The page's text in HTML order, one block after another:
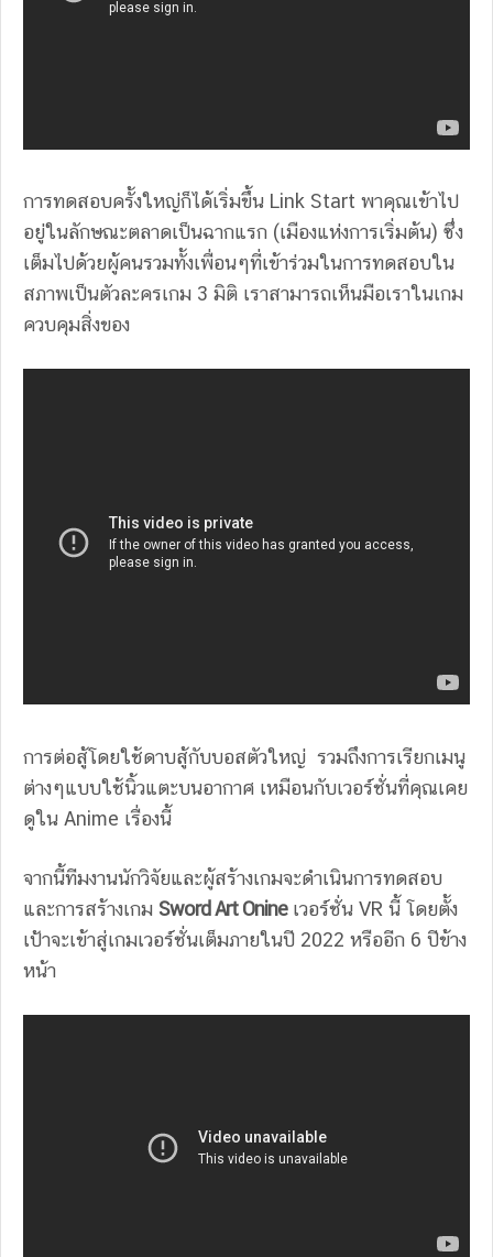
การทดสอบครั้งใหญ่ก็ได้เริ่มขึ้น Link Start พาคุณเข้าไป
อยู่ในลักษณะตลาดเป็นฉากแรก (เมืองแห่งการเริ่มต้น) ซึ่ง
เต็มไปด้วยผู้คนรวมทั้งเพื่อนๆที่เข้าร่วมในการทดสอบใน
สภาพเป็นตัวละครเกม 3 มิติ เราสามารถเห็นมือเราในเกม
ควบคุมสิ่งของ
การต่อสู้โดยใช้ดาบสู้กับบอสตัวใหญ่ รวมถึงการเรียกเมนู
ต่างๆแบบใช้นิ้วแตะบนอากาศ เหมือนกับเวอร์ชั่นที่คุณเคย
ดูใน Anime เรื่องนี้
จากนี้ทีมงานนักวิจัยและผู้สร้างเกมจะดำเนินการทดสอบ
และการสร้างเกม Sword Art Onineเวอร์ชั่น VR นี้ โดยตั้ง
เป้าจะเข้าสู่เกมเวอร์ชั่นเต็มภายในปี 2022 หรืออีก 6 ปีข้าง
หน้า